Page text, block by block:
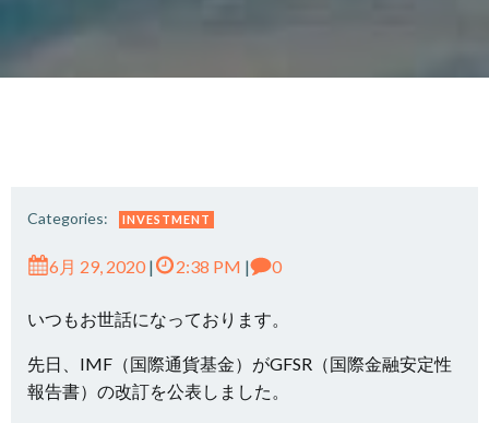
Categories: INVESTMENT
6月 29, 2020 | 2:38 PM | 0
いつもお世話になっております。
先日、IMF（国際通貨基金）がGFSR（国際金融安定性
報告書）の改訂を公表しました。